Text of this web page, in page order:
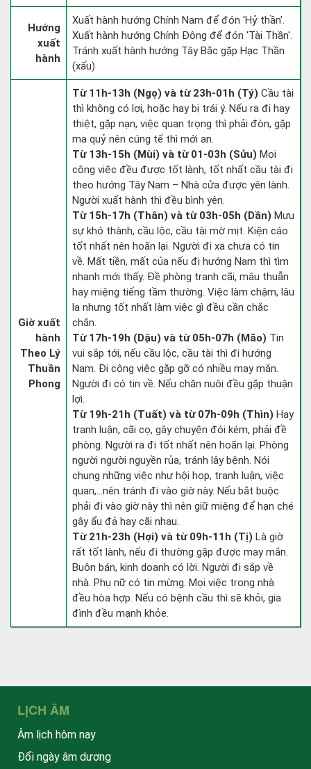
Hướng
xuất
hành
Xuất hành hướng Chính Nam để đón 'Hỷ thần'.
Xuất hành hướng Chính Đông để đón 'Tài Thần'.
Tránh xuất hành hướng Tây Bắc gặp Hạc Thần
(xấu)
Giờ xuất
hành
Theo Lý
Thuần
Phong
Từ 11h-13h (Ngọ) và từ 23h-01h (Tý) Cầu tài
thì không có lợi, hoặc hay bị trái ý. Nếu ra đi hay
thiệt, gặp nạn, việc quan trọng thì phải đòn, gặp
ma quỷ nên cúng tế thì mới an.
Từ 13h-15h (Mùi) và từ 01-03h (Sửu) Mọi
công việc đều được tốt lành, tốt nhất cầu tài đi
theo hướng Tây Nam – Nhà cửa được yên lành.
Người xuất hành thì đều bình yên.
Từ 15h-17h (Thân) và từ 03h-05h (Dần) Mưu
sự khó thành, cầu lộc, cầu tài mờ mịt. Kiện cáo
tốt nhất nên hoãn lại. Người đi xa chưa có tin
về. Mất tiền, mất của nếu đi hướng Nam thì tìm
nhanh mới thấy. Đề phòng tranh cãi, mâu thuẫn
hay miệng tiếng tầm thường. Việc làm chậm, lâu
la nhưng tốt nhất làm việc gì đều cần chắc
chắn.
Từ 17h-19h (Dậu) và từ 05h-07h (Mão) Tin
vui sắp tới, nếu cầu lộc, cầu tài thì đi hướng
Nam. Đi công việc gặp gỡ có nhiều may mắn.
Người đi có tin về. Nếu chăn nuôi đều gặp thuận
lợi.
Từ 19h-21h (Tuất) và từ 07h-09h (Thìn) Hay
tranh luận, cãi cọ, gây chuyện đói kém, phải đề
phòng. Người ra đi tốt nhất nên hoãn lại. Phòng
người người nguyền rủa, tránh lây bệnh. Nói
chung những việc như hội họp, tranh luận, việc
quan,…nên tránh đi vào giờ này. Nếu bắt buộc
phải đi vào giờ này thì nên giữ miệng để hạn ché
gây ẩu đả hay cãi nhau.
Từ 21h-23h (Hợi) và từ 09h-11h (Tị) Là giờ
rất tốt lành, nếu đi thường gặp được may mắn.
Buôn bán, kinh doanh có lời. Người đi sắp về
nhà. Phụ nữ có tin mừng. Mọi việc trong nhà
đều hòa hợp. Nếu có bệnh cầu thì sẽ khỏi, gia
đình đều mạnh khỏe.
LỊCH ÂM
Âm lịch hôm nay
Đổi ngày âm dương